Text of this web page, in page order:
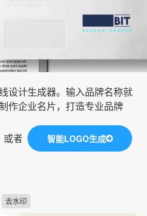
设计生成器。输入品牌名称就
作企业名片，打造专业品牌
或者 智能LOGO生成
去水印